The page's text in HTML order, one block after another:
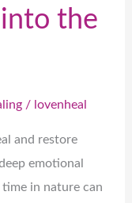
into the
/ lovenheal
and restore
emotional
in nature can